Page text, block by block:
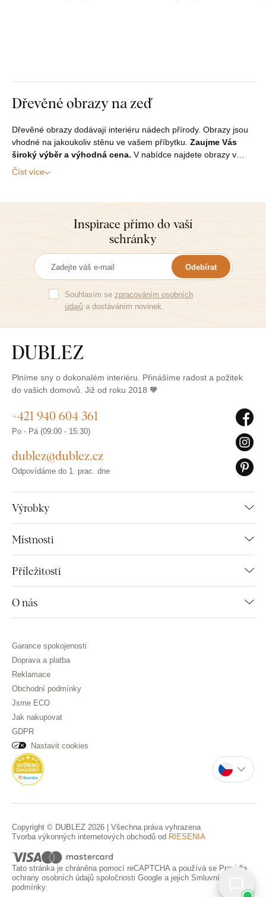
Dřevěné obrazy na zeď
Dřevěné obrazy dodávají interiéru nádech přírody. Obrazy jsou
vhodné na jakoukoliv stěnu ve vašem příbytku. Zaujme Vás
široký výběr a výhodná cena. V nabídce najdete obrazy v…
Číst více
Inspirace přímo do vaší
schránky
Odebírat
Souhlasím se zpracováním osobních
údajůa dostáváním novinek.
Plníme sny o dokonalém interiéru. Přinášíme radost a požitek
do vašich domovů. Již od roku 2018 🧡
Výrobky
Místnosti
Příležitosti
O nás
+421 940 604 361
Po - Pá (09:00 - 15:30)
dublez@dublez.cz
Odpovídáme do 1. prac. dne
Garance spokojenosti
Doprava a platba
Reklamace
Obchodní podmínky
Jsme ECO
Jak nakupovat
GDPR
Nastavit cookies
Copyright © DUBLEZ 2026 | Všechna práva vyhrazena
Tvorba výkonných internetových obchodů od RIESENIA
Tato stránka je chráněna pomocí reCAPTCHA a používá se Pravidla
ochrany osobních údajů spoločnosti Google a jejich Smluvní
podmínky.